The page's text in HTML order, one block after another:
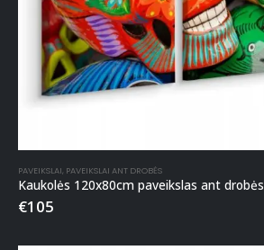
PAVEIKSLAI, PAVEIKSLAI ANT DROBĖS
Kaukolės 120x80cm paveikslas ant drobės
€105